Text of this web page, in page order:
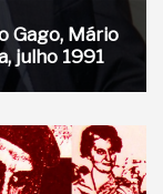
Gago, Mário
julho 1991